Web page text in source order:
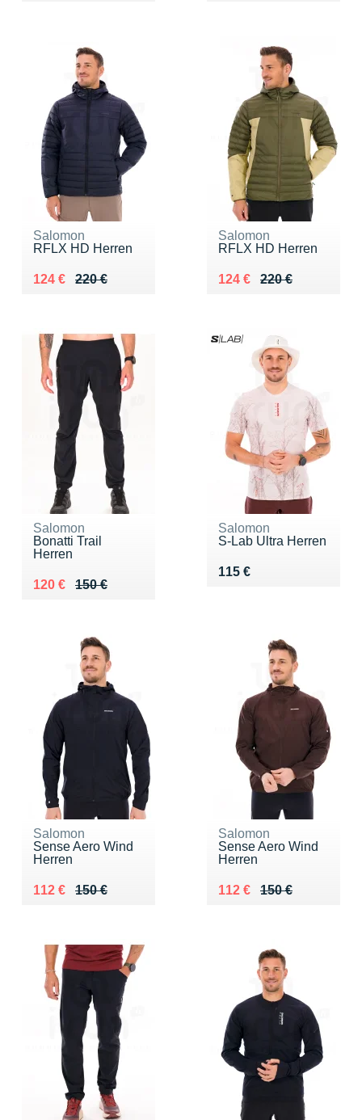
Salomon
RFLX HD Herren
220 €
Au lieu de 220 €
124 €
Vendu 124 €
Salomon
RFLX HD Herren
220 €
Au lieu de 220 €
124 €
Vendu 124 €
Salomon
Bonatti Trail
Herren
150 €
Au lieu de 150 €
120 €
Vendu 120 €
Salomon
S-Lab Ultra Herren
115 €
Vendu 115 €
Salomon
Sense Aero Wind
Herren
150 €
Au lieu de 150 €
112 €
Vendu 112 €
Salomon
Sense Aero Wind
Herren
150 €
Au lieu de 150 €
112 €
Vendu 112 €